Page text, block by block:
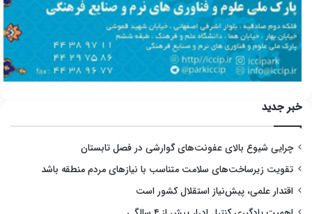
خبر جدید
چرایی شیوع بالای عفونت‌های گوارشی در فصل تابستان
تقویت زیرساخت‌های سلامت متناسب با نیازهای مردم منطقه باشد
اقتدار علمی، پیش‌نیاز استقلال کشور است